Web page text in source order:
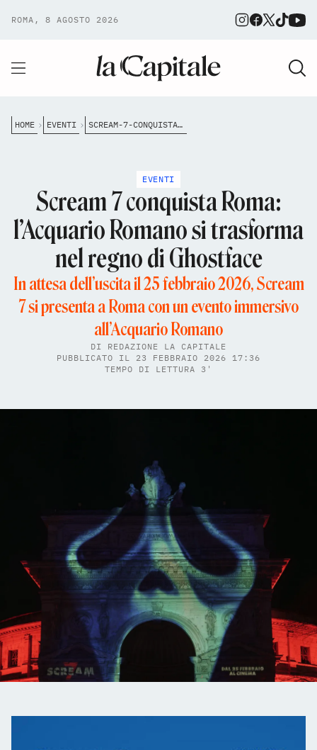
ROMA, 8 AGOSTO 2026
HOME EVENTI SCREAM-7-CONQUISTA-ROMA-LACQUARIO-ROMANO-SI-TRASFORMA-NEL-REGNO-DI-GHOSTFACE
EVENTI
Scream 7 conquista Roma:
l’Acquario Romano si trasforma
nel regno di Ghostface
In attesa dell’uscita il 25 febbraio 2026, Scream
7 si presenta a Roma con un evento immersivo
all’Acquario Romano
DI REDAZIONE LA CAPITALE
PUBBLICATO IL 23 FEBBRAIO 2026 17:36
TEMPO DI LETTURA 3'